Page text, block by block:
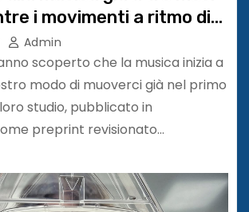
i movimenti a ritmo di
a partire dal primo
Admin
scoperto che la musica inizia a
modo di muoverci già nel primo
studio, pubblicato in
preprint revisionato…